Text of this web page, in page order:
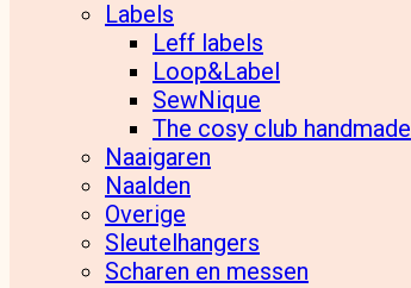
Labels
Leff labels
Loop&Label
SewNique
The cosy club handmade
Naaigaren
Naalden
Overige
Sleutelhangers
Scharen en messen